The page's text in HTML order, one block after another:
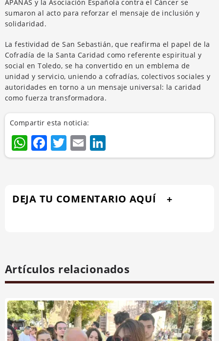
APANAS y la Asociación Española contra el Cáncer se
sumaron al acto para reforzar el mensaje de inclusión y
solidaridad.
La festividad de San Sebastián, que reafirma el papel de la
Cofradía de la Santa Caridad como referente espiritual y
social en Toledo, se ha convertido en un emblema de
unidad y servicio, uniendo a cofradías, colectivos sociales y
autoridades en torno a un mensaje universal: la caridad
como fuerza transformadora.
Compartir esta noticia:
WhatsApp
Facebook
Twitter
Email
DEJA TU COMENTARIO AQUÍ
Artículos relacionados